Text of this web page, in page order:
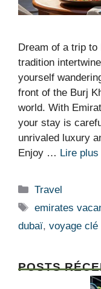
Dream of a trip to
tradition
yourself
front of the Burj
world. With
your stay is
unrivaled luxury
Enjoy … Lire plus
Catégories
Travel
Étiquettes
emirates
dubaï, voyage clé
POSTS